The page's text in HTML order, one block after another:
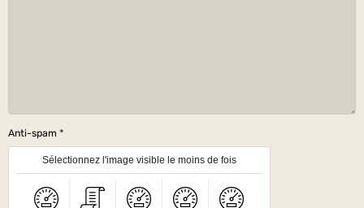
Anti-spam
Sélectionnez l'image visible le moins de fois